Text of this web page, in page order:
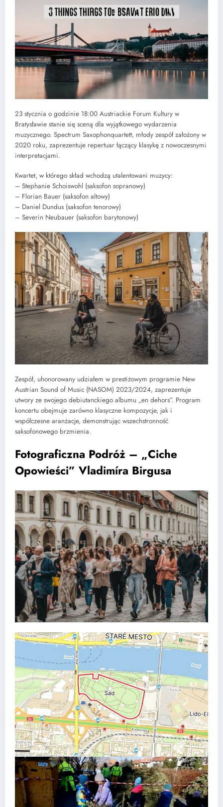
23 stycznia o godzinie 18:00 Austriackie Forum Kultury w
Bratysławie stanie się sceną dla wyjątkowego wydarzenia
muzycznego. Spectrum Saxophonquartett, młody zespół założony w
2020 roku, zaprezentuje repertuar łączący klasykę z nowoczesnymi
interpretacjami.
Kwartet, w którego skład wchodzą utalentowani muzycy:
– Stephanie Schoiswohl (saksofon sopranowy)
– Florian Bauer (saksofon altowy)
– Daniel Dundus (saksofon tenorowy)
– Severin Neubauer (saksofon barytonowy)
Zespół, uhonorowany udziałem w prestiżowym programie New
Austrian Sound of Music (NASOM) 2023/2024, zaprezentuje
utwory ze swojego debiutanckiego albumu „en dehors”. Program
koncertu obejmuje zarówno klasyczne kompozycje, jak i
współczesne aranżacje, demonstrując wszechstronność
saksofonowego brzmienia.
Fotograficzna Podróż – „Ciche
Opowieści” Vladimíra Birgusa